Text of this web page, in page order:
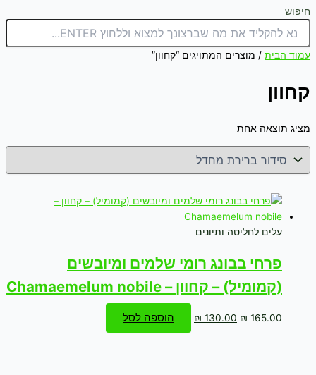
חיפוש
עמוד הבית / מוצרים המתויגים “קחוון”
קחוון
מציג תוצאה אחת
עלים לחליטה ותיונים
פרחי בבונג רומי שלמים ומיובשים
(קמומיל) – קחוון – Chamaemelum nobile
₪165.00
₪ 130.00 הוספה לסל